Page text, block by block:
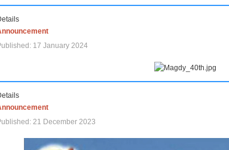
17 January 2024
21 December 2023